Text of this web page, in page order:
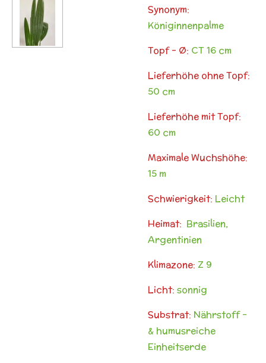
Synonym:
Königinnenpalme
Topf - Ø: CT 16 cm
Lieferhöhe ohne Topf:
50 cm
Lieferhöhe mit Topf:
60 cm
Maximale Wuchshöhe:
15 m
Schwierigkeit: Leicht
Heimat: Brasilien,
Argentinien
Klimazone: Z 9
Licht: sonnig
Substrat: Nährstoff -
& humusreiche
Einheitserde